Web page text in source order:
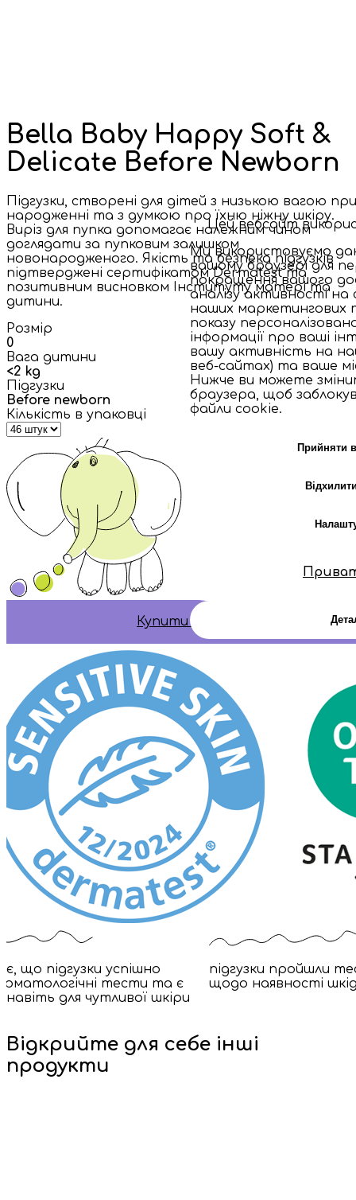
Bella Baby Happy Soft &
Delicate Before Newborn
Підгузки, створені для дітей з низькою вагою при
народженні та з думкою про їхню ніжну шкіру.
Виріз для пупка допомагає належним чином
доглядати за пупковим залишком
новонародженого. Якість та безпека підгузків
підтверджені сертифікатом Dermatest та
позитивним висновком Інституту матері та
дитини.
Розмір
0
Вага дитини
<2 kg
Підгузки
Before newborn
Кількість в упаковці
Купити зараз
що підгузки успішно
тести та є
навіть для чутливої шкіри
підгузки пройшли
щодо наявності
Відкрийте для себе інші
продукти
Цей вебсайт
Ми використовуємо
вашому браузері для
покращення вашого
аналізу активності на
наших маркетингових
показу
інформації про ваші
вашу активність на
веб-сайтах) та ваше
Нижче ви можете
браузера, щоб
файли cookie.
Прийняти